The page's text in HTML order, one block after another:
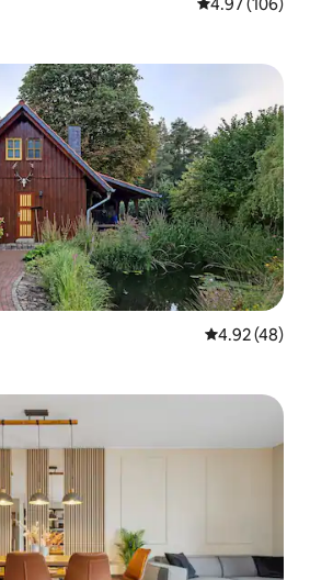
평점 4.97점(5
4.97 (106)
평점 4.92점(5
4.92 (48)